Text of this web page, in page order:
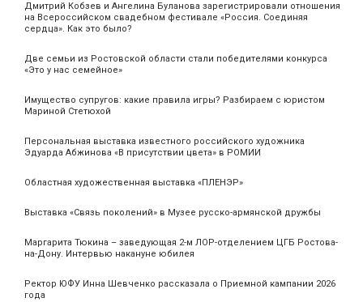
Дмитрий Кобзев и Ангелина Буланова зарегистрировали отношения
на Всероссийском свадебном фестивале «Россия. Соединяя
сердца». Как это было?
Две семьи из Ростовской области стали победителями конкурса
«Это у нас семейное»
Имущество супругов: какие правила игры? Разбираем с юристом
Мариной Стетюхой
Персональная выставка известного российского художника
Эдуарда Абжинова «В присутствии цвета» в РОМИИ
Областная художественная выставка «ПЛЕНЭР»
Выставка «Связь поколений» в Музее русско-армянской дружбы
Маргарита Тюкина – заведующая 2-м ЛОР-отделением ЦГБ Ростова-
на-Дону. Интервью накануне юбилея
Ректор ЮФУ Инна Шевченко рассказала о Приемной кампании 2026
года